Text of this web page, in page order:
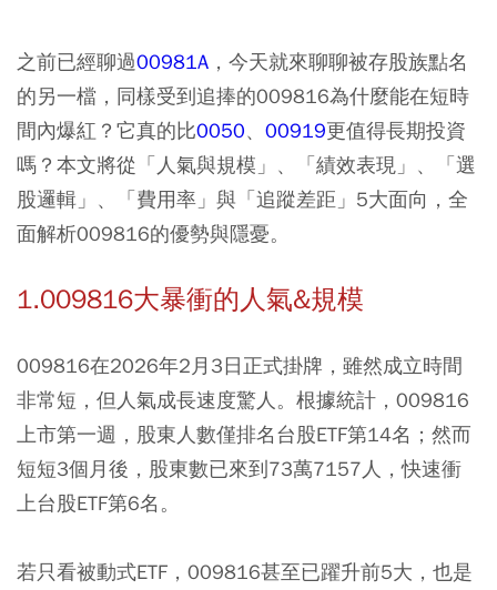
之前已經聊過00981A ，今天就來聊聊被存股族點名
的另一檔，同樣受到追捧的009816為什麼能在短時
間內爆紅？它真的比0050、 00919更值得長期投資
嗎？本文將從「人氣與規模」、「績效表現」、「選
股邏輯」、「費用率」與「追蹤差距」5大面向，全
面解析009816的優勢與隱憂。
1.009816大暴衝的人氣&規模
009816在2026年2月3日正式掛牌，雖然成立時間
非常短，但人氣成長速度驚人。根據統計，009816
上市第一週，股東人數僅排名台股ETF第14名；然而
短短3個月後，股東數已來到73萬7157人，快速衝
上台股ETF第6名。
若只看被動式ETF，009816甚至已躍升前5大，也是